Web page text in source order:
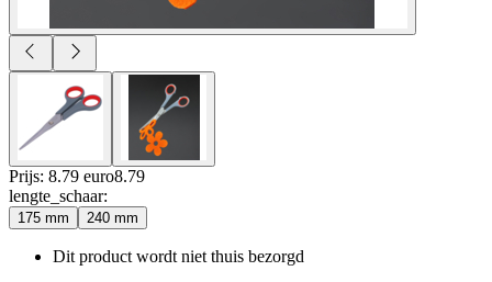
Prijs: 8.79 euro8.79
lengte_schaar:
175 mm 240 mm
Dit product wordt niet thuis bezorgd